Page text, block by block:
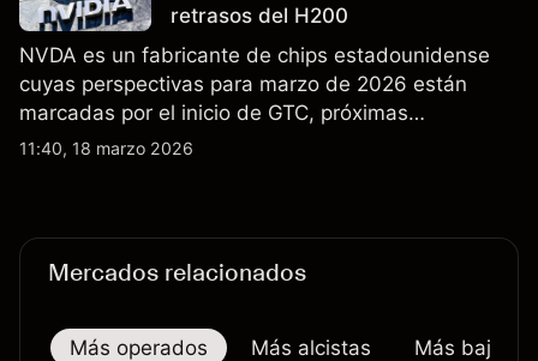
retrasos del H200
NVDA es un fabricante de chips estadounidense
cuyas perspectivas para marzo de 2026 están
marcadas por el inicio de GTC, próximas
actualizaciones de productos y la incertidumbre
11:40, 18 marzo 2026
Mercados relacionados
Más operados Más alcistas Más bajistas